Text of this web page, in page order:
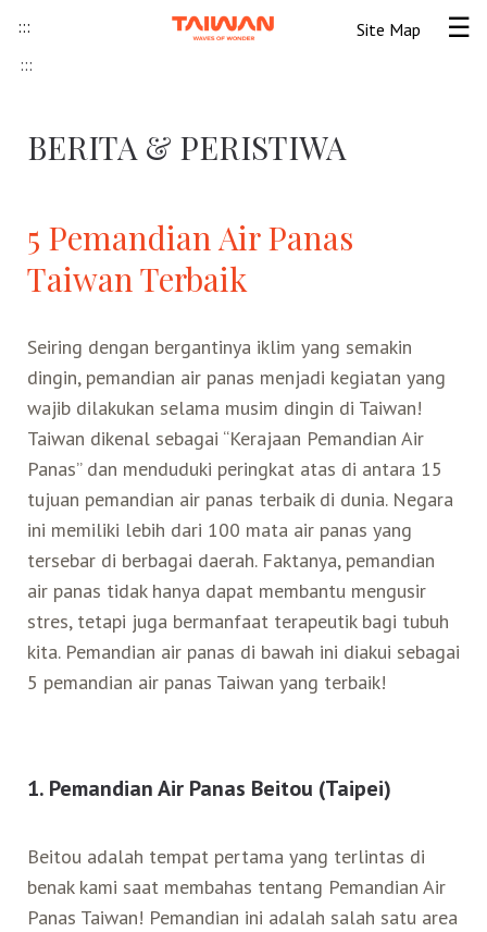
::: Site Map
Informasi Umum
Tips Wisata Taiwan
Berita & Peristiwa
Peta Panduan
FAQ
Pendahuluan Taiwan
Ide Liburan
Asosiasi Pariwisata
Wisata Pegunungan
LOHAS
Ekowisata
Wisata Senior
Kunjungan
Wisata Bermalam
Wisata Alam – Scenic Spot
Taiwan Tips
Seni Budaya Lokal
Festival
Seni Budaya
Kerajinan Tangan
Destinasi Pilihan
Transportasi
Kereta Api
U-Bike
Mobil
Atraksi Taiwan Bagian Utara
Atraksi Taiwan Bagian Tengah
Atraksi Taiwan Bagian Selatan
Taiwan Ramah Muslim
Hidangan Gourmet
Search for:
:::
BERITA & PERISTIWA
5 Pemandian Air Panas
Taiwan Terbaik
Seiring dengan bergantinya iklim yang semakin
dingin, pemandian air panas menjadi kegiatan yang
wajib dilakukan selama musim dingin di Taiwan!
Taiwan dikenal sebagai “Kerajaan Pemandian Air
Panas” dan menduduki peringkat atas di antara 15
tujuan pemandian air panas terbaik di dunia. Negara
ini memiliki lebih dari 100 mata air panas yang
tersebar di berbagai daerah. Faktanya, pemandian
air panas tidak hanya dapat membantu mengusir
stres, tetapi juga bermanfaat terapeutik bagi tubuh
kita. Pemandian air panas di bawah ini diakui sebagai
5 pemandian air panas Taiwan yang terbaik!
1. Pemandian Air Panas Beitou (Taipei)
Beitou adalah tempat pertama yang terlintas di
benak kami saat membahas tentang Pemandian Air
Panas Taiwan! Pemandian ini adalah salah satu area